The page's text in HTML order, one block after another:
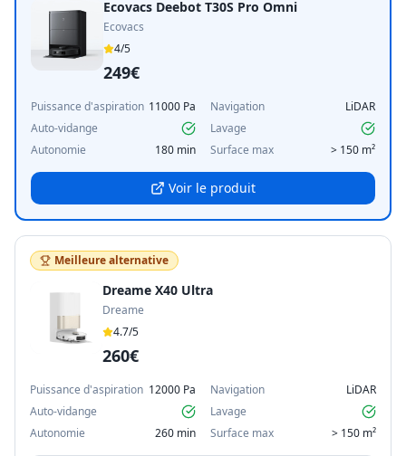
Ecovacs Deebot T30S Pro Omni
Ecovacs
4/5
249€
Puissance d'aspiration 11000 Pa Navigation
LiDAR
Auto-vidange
Lavage
Autonomie
180 min Surface max > 150 m²
Voir le produit
Meilleure alternative
Dreame X40 Ultra
Dreame
4.7/5
260€
Puissance d'aspiration 12000 Pa Navigation
LiDAR
Auto-vidange
Lavage
Autonomie
260 min Surface max > 150 m²